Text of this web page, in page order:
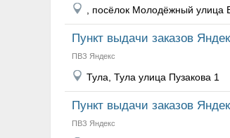
, посёлок Молодёжный улица
Пункт выдачи заказов
ПВЗ Яндекс
Тула, Тула улица Пузакова 1
Пункт выдачи заказов
ПВЗ Яндекс